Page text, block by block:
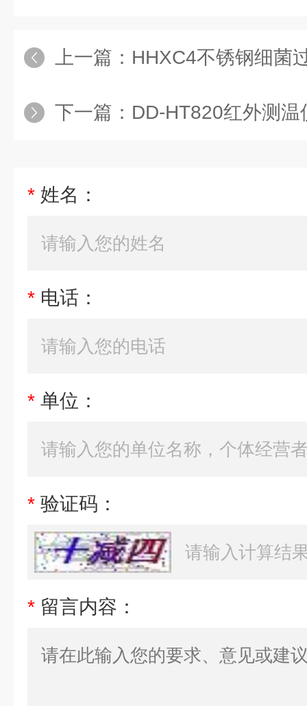
上一篇： HHXC4不锈钢细菌
下一篇： DD-HT820红外测温
* 姓名：
* 电话：
* 单位：
* 验证码：
* 留言内容：